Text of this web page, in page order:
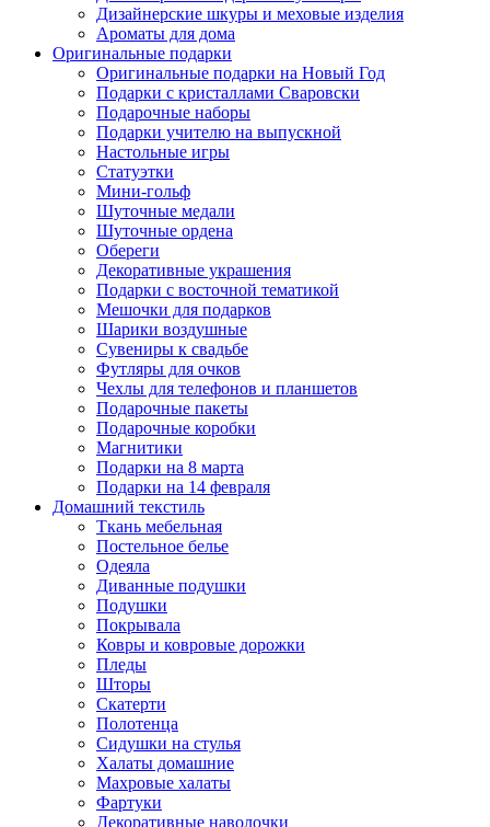
Дизайнерские шкуры и меховые изделия
Ароматы для дома
Оригинальные подарки
Оригинальные подарки на Новый Год
Подарки с кристаллами Сваровски
Подарочные наборы
Подарки учителю на выпускной
Настольные игры
Статуэтки
Мини-гольф
Шуточные медали
Шуточные ордена
Обереги
Декоративные украшения
Подарки с восточной тематикой
Мешочки для подарков
Шарики воздушные
Сувениры к свадьбе
Футляры для очков
Чехлы для телефонов и планшетов
Подарочные пакеты
Подарочные коробки
Магнитики
Подарки на 8 марта
Подарки на 14 февраля
Домашний текстиль
Ткань мебельная
Постельное белье
Одеяла
Диванные подушки
Подушки
Покрывала
Ковры и ковровые дорожки
Пледы
Шторы
Скатерти
Полотенца
Сидушки на стулья
Халаты домашние
Махровые халаты
Фартуки
Декоративные наволочки